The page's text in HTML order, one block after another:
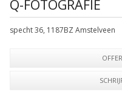
Q-FOTOGRAFIE
specht 36, 1187BZ Amstelveen